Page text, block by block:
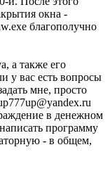
окна -
благополучно
а также его
у вас есть вопросы
мне, просто
в денежном
программу
- в общем,